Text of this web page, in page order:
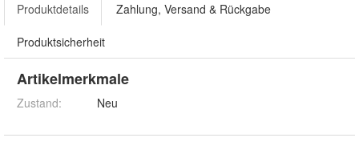
Produktdetails Zahlung, Versand & Rückgabe
Produktsicherheit
Artikelmerkmale
Zustand: Neu